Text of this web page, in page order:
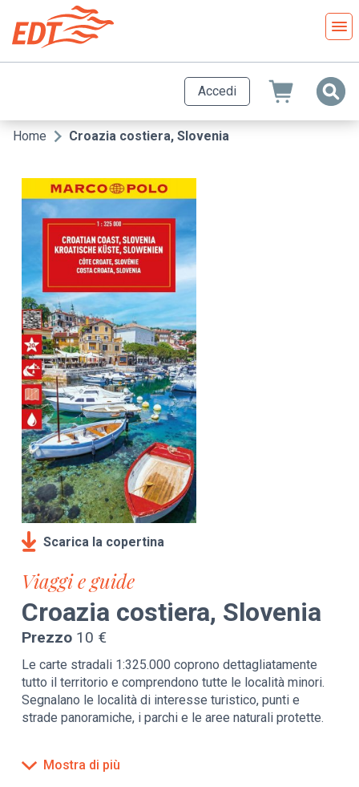
contenuto
principale
Accedi
Briciole
pane
Home Croazia costiera, Slovenia
Scarica la copertina
Viaggi e guide
Croazia costiera, Slovenia
Prezzo 10 €
Le carte stradali 1:325.000 coprono dettagliatamente
tutto il territorio e comprendono tutte le località minori.
Segnalano le località di interesse turistico, punti e
strade panoramiche, i parchi e le aree naturali protette.
Mostra di più